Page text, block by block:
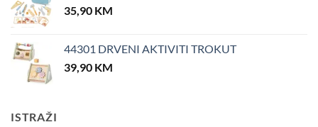
35,90 KM
44301 DRVENI AKTIVITI TROKUT
39,90 KM
ISTRAŽI